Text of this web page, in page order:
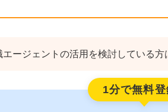
ージェントの活用を検討している方
1分で無料登